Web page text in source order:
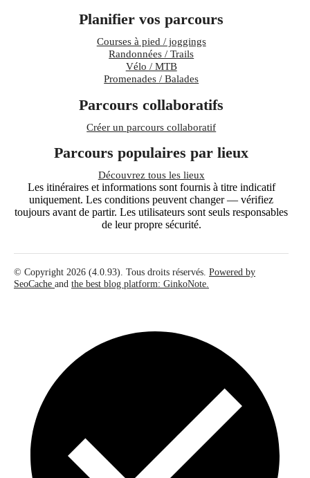
Planifier vos parcours
Courses à pied / joggings
Randonnées / Trails
Vélo / MTB
Promenades / Balades
Parcours collaboratifs
Créer un parcours collaboratif
Parcours populaires par lieux
Découvrez tous les lieux
Les itinéraires et informations sont fournis à titre indicatif
uniquement. Les conditions peuvent changer — vérifiez
toujours avant de partir. Les utilisateurs sont seuls responsables
de leur propre sécurité.
© Copyright 2026 (4.0.93). Tous droits réservés. Powered by
SeoCache and the best blog platform: GinkoNote.